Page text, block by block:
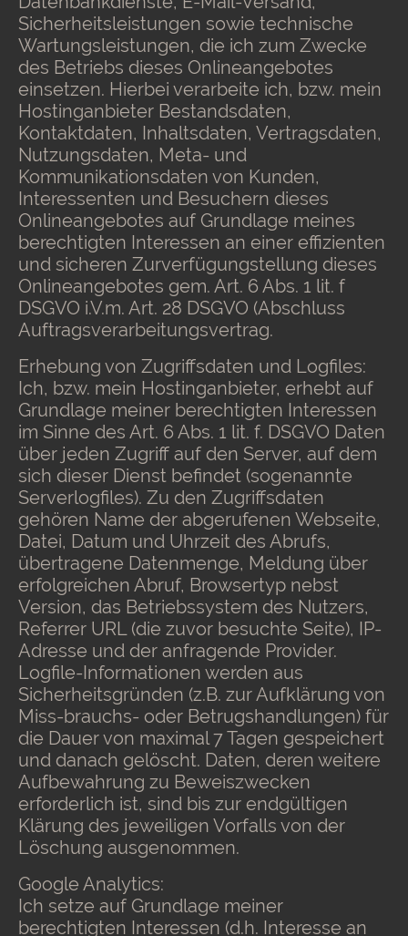
Sicherheitsleistungen sowie technische
Wartungsleistungen, die ich zum Zwecke
des Betriebs dieses Onlineangebotes
einsetzen. Hierbei verarbeite ich, bzw. mein
Hostinganbieter Bestandsdaten,
Kontaktdaten, Inhaltsdaten, Vertragsdaten,
Nutzungsdaten, Meta- und
Kommunikationsdaten von Kunden,
Interessenten und Besuchern dieses
Onlineangebotes auf Grundlage meines
berechtigten Interessen an einer effizienten
und sicheren Zurverfügungstellung dieses
Onlineangebotes gem. Art. 6 Abs. 1 lit. f
DSGVO i.V.m. Art. 28 DSGVO (Abschluss
Auftragsverarbeitungsvertrag.
Erhebung von Zugriffsdaten und Logfiles:
Ich, bzw. mein Hostinganbieter, erhebt auf
Grundlage meiner berechtigten Interessen
im Sinne des Art. 6 Abs. 1 lit. f. DSGVO Daten
über jeden Zugriff auf den Server, auf dem
sich dieser Dienst befindet (sogenannte
Serverlogfiles). Zu den Zugriffsdaten
gehören Name der abgerufenen Webseite,
Datei, Datum und Uhrzeit des Abrufs,
übertragene Datenmenge, Meldung über
erfolgreichen Abruf, Browsertyp nebst
Version, das Betriebssystem des Nutzers,
Referrer URL (die zuvor besuchte Seite), IP-
Adresse und der anfragende Provider.
Logfile-Informationen werden aus
Sicherheitsgründen (z.B. zur Aufklärung von
Miss-brauchs- oder Betrugshandlungen) für
die Dauer von maximal 7 Tagen gespeichert
und danach gelöscht. Daten, deren weitere
Aufbewahrung zu Beweiszwecken
erforderlich ist, sind bis zur endgültigen
Klärung des jeweiligen Vorfalls von der
Löschung ausgenommen.
Google Analytics:
Ich setze auf Grundlage meiner
berechtigten Interessen (d.h. Interesse an